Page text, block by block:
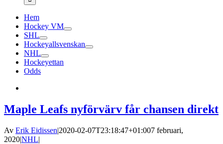
Hem
Hockey VM
SHL
Hockeyallsvenskan
NHL
Hockeyettan
Odds
Maple Leafs nyförvärv får chansen direkt
Av Erik Eidissen|2020-02-07T23:18:47+01:007 februari,
2020|NHL|